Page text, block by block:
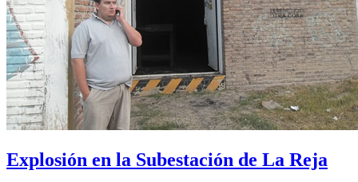
Explosión en la Subestación de La Reja